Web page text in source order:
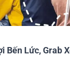
Bến Lức, Grab